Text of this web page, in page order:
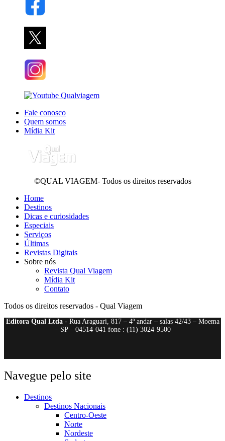
Fale conosco
Quem somos
Mídia Kit
©QUAL VIAGEM- Todos os direitos reservados
Home
Destinos
Dicas e curiosidades
Especiais
Serviços
Últimas
Revistas Digitais
Sobre nós
Revista Qual Viagem
Mídia Kit
Contato
Todos os direitos reservados - Qual Viagem
Editora Qual Ltda- Rua Araguari, 817 – 4º andar – salas 42/43 – Moema
– SP – 04514-041 fone : (11) 3024-9500
Navegue pelo site
Destinos
Destinos Nacionais
Centro-Oeste
Norte
Nordeste